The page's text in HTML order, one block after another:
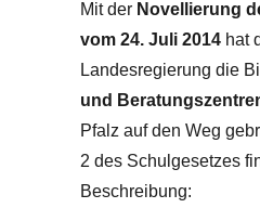
Mit der Novellierung
vom 24. Juli 2014 hat
Landesregierung die
und
Pfalz auf den Weg
2 des Schulgesetzes
Beschreibung: